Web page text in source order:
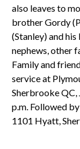
also leaves to
brother Gordy
(Stanley) and
nephews, other
Family and
service at
Sherbrooke
p.m. Followed
1101 Hyatt,